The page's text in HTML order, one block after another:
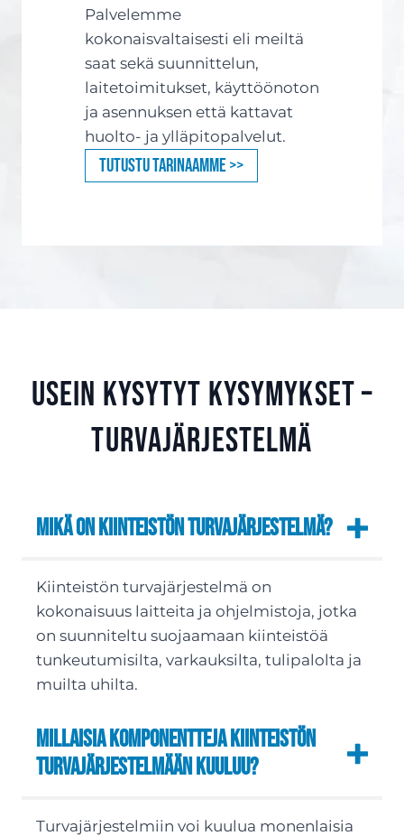
Palvelemme
kokonaisvaltaisesti eli meiltä
saat sekä suunnittelun,
laitetoimitukset, käyttöönoton
ja asennuksen että kattavat
huolto- ja ylläpitopalvelut.
Tutustu tarinaamme >>
Usein kysytyt kysymykset –
Turvajärjestelmä
Mikä on kiinteistön turvajärjestelmä?
Kiinteistön turvajärjestelmä on
kokonaisuus laitteita ja ohjelmistoja, jotka
on suunniteltu suojaamaan kiinteistöä
tunkeutumisilta, varkauksilta, tulipalolta ja
muilta uhilta.
Millaisia komponentteja kiinteistön
turvajärjestelmään kuuluu?
Turvajärjestelmiin voi kuulua monenlaisia